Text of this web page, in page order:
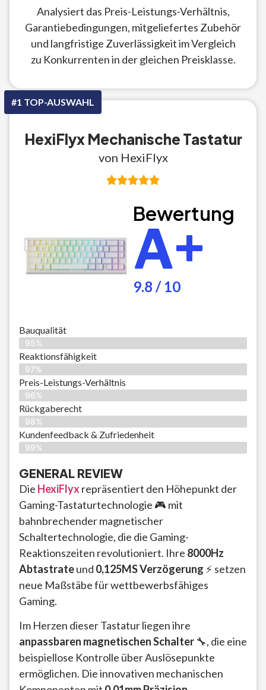
Analysiert das Preis-Leistungs-Verhältnis,
Garantiebedingungen, mitgeliefertes Zubehör
und langfristige Zuverlässigkeit im Vergleich
zu Konkurrenten in der gleichen Preisklasse.
#1 TOP-AUSWAHL
HexiFlyx Mechanische Tastatur
von HexiFlyx
Bewertung
A+
9.8 / 10
Bauqualität
95%
Reaktionsfähigkeit
97%
Preis-Leistungs-Verhältnis
96%
Rückgaberecht
98%
Kundenfeedback & Zufriedenheit
99%
GENERAL REVIEW
Die HexiFlyx repräsentiert den Höhepunkt der
Gaming-Tastaturtechnologie 🎮 mit
bahnbrechender magnetischer
Schaltertechnologie, die die Gaming-
Reaktionszeiten revolutioniert. Ihre 8000Hz
Abtastrateund 0,125MS Verzögerung ⚡ setzen
neue Maßstäbe für wettbewerbsfähiges
Gaming.
Im Herzen dieser Tastatur liegen ihre
anpassbaren magnetischen Schalter 🔧, die eine
beispiellose Kontrolle über Auslösepunkte
ermöglichen. Die innovativen mechanischen